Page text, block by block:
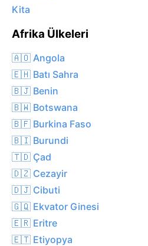
Kita
Afrika Ülkeleri
🇦🇴 Angola
🇪🇭 Batı Sahra
🇧🇯 Benin
🇧🇼 Botswana
🇧🇫 Burkina Faso
🇧🇮 Burundi
🇹🇩 Çad
🇩🇿 Cezayir
🇩🇯 Cibuti
🇬🇶 Ekvator Ginesi
🇪🇷 Eritre
🇪🇹 Etiyopya